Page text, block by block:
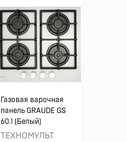
Газовая варочная
панель GRAUDE GS
60.1 (Белый)
ТЕХНОМУЛЬТ